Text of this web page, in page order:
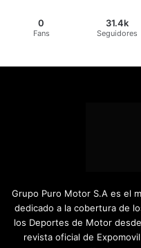
0
Fans
31.4k
Seguidores
Grupo Puro Motor S.A es el
dedicado a la cobertura de
los Deportes de Motor
revista oficial de